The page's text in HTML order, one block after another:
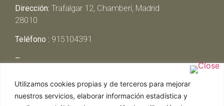
Utilizamos cookies propias y de terceros para mejorar
nuestros servicios, elaborar información estadística y
Dirección: Trafalgar 12, Chamberí, Madrid
28010
Teléfono : 915104391
–
Miércoles y Jueves:13:00h – 00:30h
Viernes y Sábado: 13:00h – 01:00h